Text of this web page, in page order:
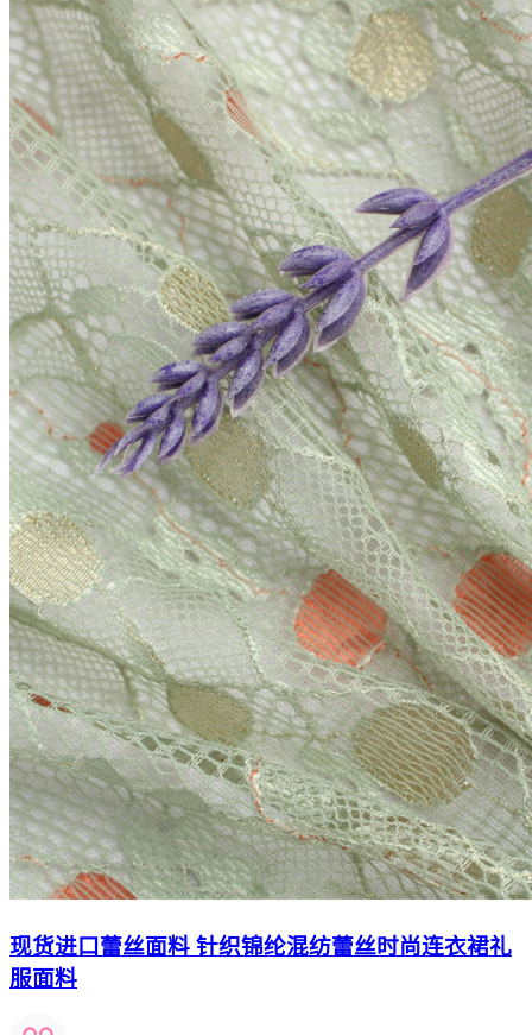
现货进口蕾丝面料 针织锦纶混纺蕾丝时尚连衣裙礼
服面料